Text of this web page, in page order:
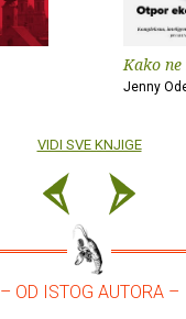
Kako
Jenny
VIDI SVE KNJIGE
– OD ISTOG AUTORA –